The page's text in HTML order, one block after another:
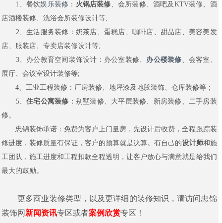
1、餐饮娱乐装修 ： 火锅店装修、会所装修、酒吧及KTV装修、酒
店酒楼装修、洗浴会所装修设计等;
2、生活服务装修：奶茶店、蛋糕店、咖啡店、甜品店、美容美发
店、服装店、专卖店装修设计等;
3、办公教育空间装饰设计：办公室装修、 办公楼装修、会客室、
展厅、会议室设计装修等;
4、工业工程装修：厂房装修、地坪漆及地胶装饰、仓库装修等；
5、住宅公寓装修 ：别墅装修、大平层装修、新房装修、二手房装
修。
忠锦装饰承诺：免费为客户上门量房，先设计后收费，全程跟踪装
修进度，装修质量有保证，客户的预算就是决算。有自己的设计师和施
工团队，施工进度和工程扣款全程透明，让客户放心与满意就是给我们
最大的鼓励。
更多商业装修类型，以及更详细的装修知识，请访问忠锦
装饰网 新闻资讯专区或者案例欣赏专区！